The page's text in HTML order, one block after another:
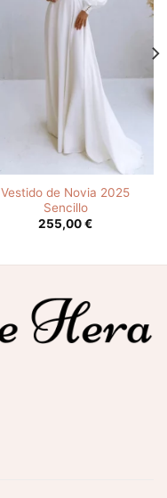
Vestido de Novia 2025
Sencillo
255,00€